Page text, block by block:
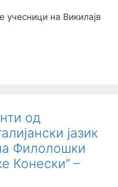
учесници на Викилајв
од
јазик
Филолошки
Конески’’ –